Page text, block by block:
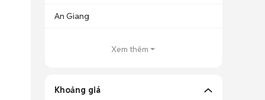
An Giang
Xem thêm
Khoảng giá